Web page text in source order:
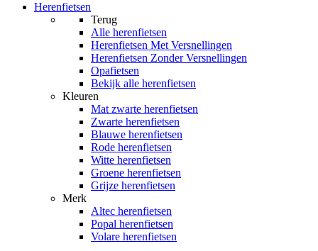
Herenfietsen
Terug
Alle herenfietsen
Herenfietsen Met Versnellingen
Herenfietsen Zonder Versnellingen
Opafietsen
Bekijk alle herenfietsen
Kleuren
Mat zwarte herenfietsen
Zwarte herenfietsen
Blauwe herenfietsen
Rode herenfietsen
Witte herenfietsen
Groene herenfietsen
Grijze herenfietsen
Merk
Altec herenfietsen
Popal herenfietsen
Volare herenfietsen